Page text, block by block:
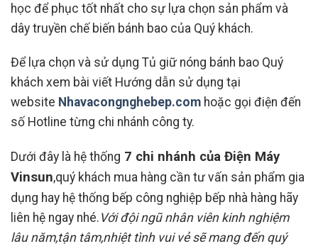
học để phục tốt nhất cho sự lựa chọn sản phẩm và
dây truyền chế biến bánh bao của Quý khách.
Để lựa chọn và sử dụng Tủ giữ nóng bánh bao Quý
khách xem bài viết Hướng dẫn sử dụng tại
website Nhavacongnghebep.com hoặc gọi điện đến
số Hotline từng chi nhánh công ty.
Dưới đây là hệ thống 7 chi nhánh của Điện Máy
Vinsun,quý khách mua hàng cần tư vấn sản phẩm gia
dụng hay hệ thống bếp công nghiệp bếp nhà hàng hãy
liên hệ ngay nhé. Với đội ngũ nhân viên kinh nghiệm
lâu năm,tận tâm,nhiệt tình vui vẻ sẽ mang đến quý